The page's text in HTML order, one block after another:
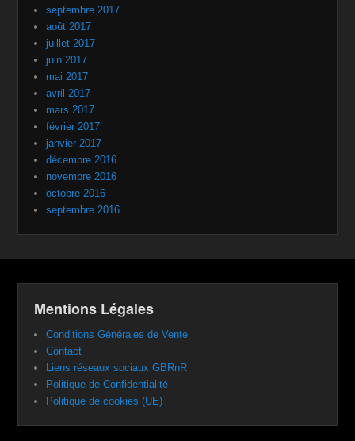
septembre 2017
août 2017
juillet 2017
juin 2017
mai 2017
avril 2017
mars 2017
février 2017
janvier 2017
décembre 2016
novembre 2016
octobre 2016
septembre 2016
Mentions Légales
Conditions Générales de Vente
Contact
Liens réseaux sociaux GBRnR
Politique de Confidentialité
Politique de cookies (UE)